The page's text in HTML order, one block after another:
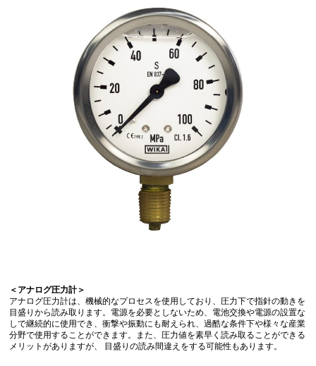
＜アナログ圧力計＞
アナログ圧力計は、機械的なプロセスを使用しており、圧力下で指針の動きを
目盛りから読み取ります。電源を必要としないため、電池交換や電源の設置な
しで継続的に使用でき、衝撃や振動にも耐えられ、過酷な条件下や様々な産業
分野で使用することができます。また、圧力値を素早く読み取ることができる
メリットがありますが、 目盛りの読み間違えをする可能性もあります。